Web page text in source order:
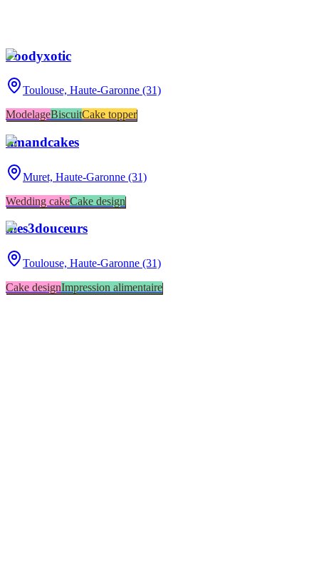
Foodyxotic
Toulouse, Haute-Garonne (31)
ModelageBiscuitCake topper
timandcakes
Muret, Haute-Garonne (31)
Wedding cakeCake design
mes3douceurs
Toulouse, Haute-Garonne (31)
Cake designImpression alimentaire